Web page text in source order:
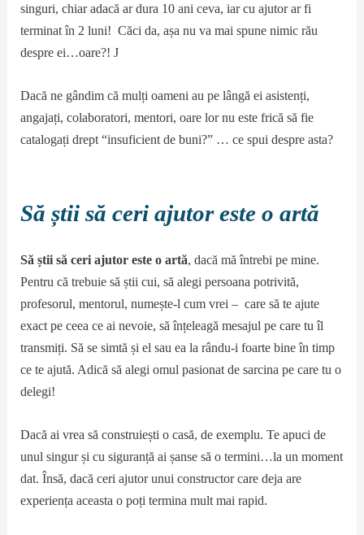
singuri, chiar adacă ar dura 10 ani ceva, iar cu ajutor ar fi
terminat în 2 luni! Căci da, așa nu va mai spune nimic rău
despre ei…oare?! J
Dacă ne gândim că mulți oameni au pe lângă ei asistenți,
angajați, colaboratori, mentori, oare lor nu este frică să fie
catalogați drept “insuficient de buni?” … ce spui despre asta?
Să știi să ceri ajutor este o artă
Să știi să ceri ajutor este o artă, dacă mă întrebi pe mine.
Pentru că trebuie să știi cui, să alegi persoana potrivită,
profesorul, mentorul, numește-l cum vrei – care să te ajute
exact pe ceea ce ai nevoie, să înțeleagă mesajul pe care tu îl
transmiți. Să se simtă și el sau ea la rându-i foarte bine în timp
ce te ajută. Adică să alegi omul pasionat de sarcina pe care tu o
delegi!
Dacă ai vrea să construiești o casă, de exemplu. Te apuci de
unul singur și cu siguranță ai șanse să o termini…la un moment
dat. Însă, dacă ceri ajutor unui constructor care deja are
experiența aceasta o poți termina mult mai rapid.